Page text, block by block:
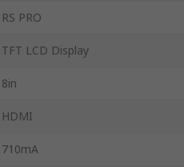
RS PRO
TFT LCD Display
8in
HDMI
710mA